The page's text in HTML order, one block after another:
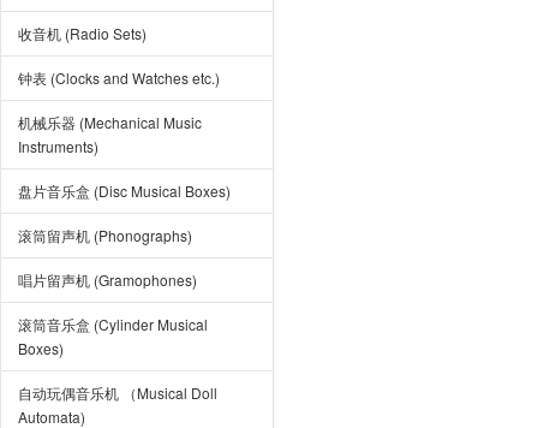
收音机 (Radio Sets)
钟表 (Clocks and Watches etc.)
机械乐器 (Mechanical Music
Instruments)
盘片音乐盒 (Disc Musical Boxes)
滚筒留声机 (Phonographs)
唱片留声机 (Gramophones)
滚筒音乐盒 (Cylinder Musical
Boxes)
自动玩偶音乐机 （Musical Doll
Automata)